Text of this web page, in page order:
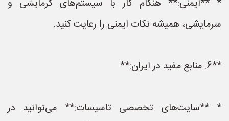
* **ایمنی:** هنگام کار با سیستم‌های گرمایشی و
سرمایشی، همیشه نکات ایمنی را رعایت کنید.
**6. منابع مفید در ایران:**
* **سایت‌های تخصصی تاسیسات:** می‌توانید در